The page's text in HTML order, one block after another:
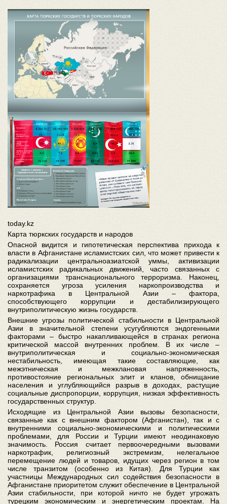
today.kz
Карта тюркских государств и народов
Опасной видится и гипотетическая перспектива прихода к
власти в Афганистане исламистских сил, что может привести к
радикализации центральноазиатской уммы, активизации
исламистских радикальных движений, часто связанных с
организациями транснационального терроризма. Наконец,
сохраняется угроза усиления наркопроизводства и
наркотрафика в Центральной Азии – фактора,
способствующего коррупции и дестабилизирующего
внутриполитическую жизнь государств.
Внешние угрозы политической стабильности в Центральной
Азии в значительной степени усугубляются эндогенными
факторами – быстро накапливающейся в странах региона
критической массой внутренних проблем. В их числе –
внутриполитическая и социально-экономическая
нестабильность, имеющая такие составляющие, как
межэтническая и межклановая напряженность,
противостояние региональных элит и кланов, обнищание
населения и углубляющийся разрыв в доходах, растущие
социальные диспропорции, коррупция, низкая эффективность
государственных структур.
Исходящие из Центральной Азии вызовы безопасности,
связанные как с внешним фактором (Афганистан), так и с
внутренними социально-экономическими и политическими
проблемами, для России и Турции имеют неодинаковую
значимость. Россия считает первоочередными вызовами
наркотрафик, религиозный экстремизм, нелегальное
перемещение людей и товаров, идущих через регион в том
числе транзитом (особенно из Китая). Для Турции как
участницы Международных сил содействия безопасности в
Афганистане приоритетом служит обеспечение в Центральной
Азии стабильности, при которой ничто не будет угрожать
турецким экономическим и энергетическим проектам. На